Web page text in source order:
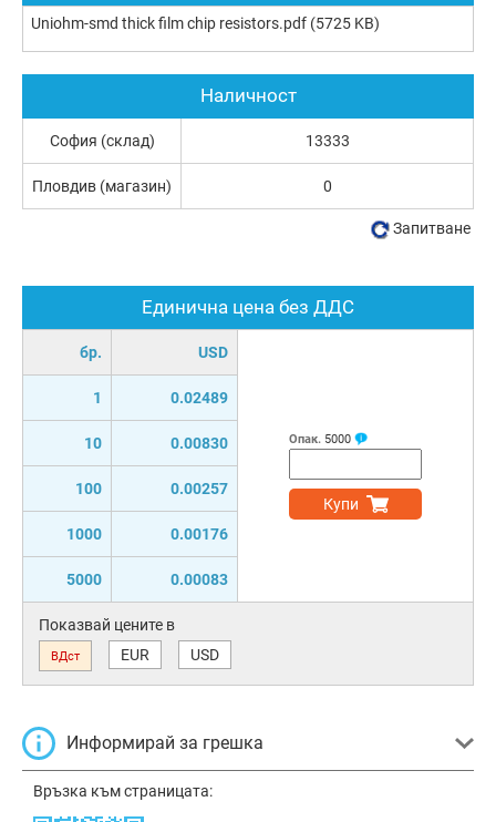
Uniohm-smd thick film chip resistors.pdf (5725 KB)
Единична цена без ДДС
бр. USD
1 0.02489
10 0.00830
100 0.00257
1000 0.00176
5000 0.00083
Опак. 5000
Купи
Показвай цените в
ВДст EUR USD
Информирай за грешка
Връзка към страницата:
Наличност
София (склад) 13333
Пловдив (магазин) 0
Запитване